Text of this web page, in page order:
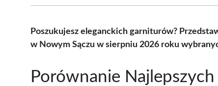
Poszukujesz eleganckich garniturów?
w Nowym Sączu w sierpniu 2026 roku
Porównanie